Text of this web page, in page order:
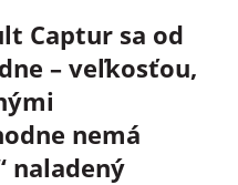
Captur sa od
– veľkosťou,
nemá
naladený